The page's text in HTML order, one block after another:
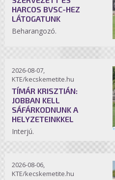
HARCOS BVSC-HEZ
LÁTOGATUNK
Beharangozó.
2026-08-07,
KTE/kecskemetite.hu
TÍMÁR KRISZTIÁN:
JOBBAN KELL
SÁFÁRKODNUNK A
HELYZETEINKKEL
Interjú.
2026-08-06,
KTE/kecskemetite.hu